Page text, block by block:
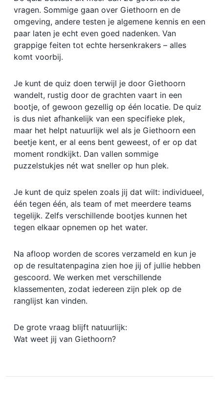
vragen. Sommige gaan over Giethoorn en de
omgeving, andere testen je algemene kennis en een
paar laten je echt even goed nadenken. Van
grappige feiten tot echte hersenkrakers – alles
komt voorbij.
Je kunt de quiz doen terwijl je door Giethoorn
wandelt, rustig door de grachten vaart in een
bootje, of gewoon gezellig op één locatie. De quiz
is dus niet afhankelijk van een specifieke plek,
maar het helpt natuurlijk wel als je Giethoorn een
beetje kent, er al eens bent geweest, of er op dat
moment rondkijkt. Dan vallen sommige
puzzelstukjes nét wat sneller op hun plek.
Je kunt de quiz spelen zoals jij dat wilt: individueel,
één tegen één, als team of met meerdere teams
tegelijk. Zelfs verschillende bootjes kunnen het
tegen elkaar opnemen op het water.
Na afloop worden de scores verzameld en kun je
op de resultatenpagina zien hoe jij of jullie hebben
gescoord. We werken met verschillende
klassementen, zodat iedereen zijn plek op de
ranglijst kan vinden.
De grote vraag blijft natuurlijk:
Wat weet jij van Giethoorn?